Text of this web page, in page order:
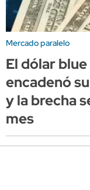
Mercado paralelo
El dólar
encadenó
y la brecha
mes